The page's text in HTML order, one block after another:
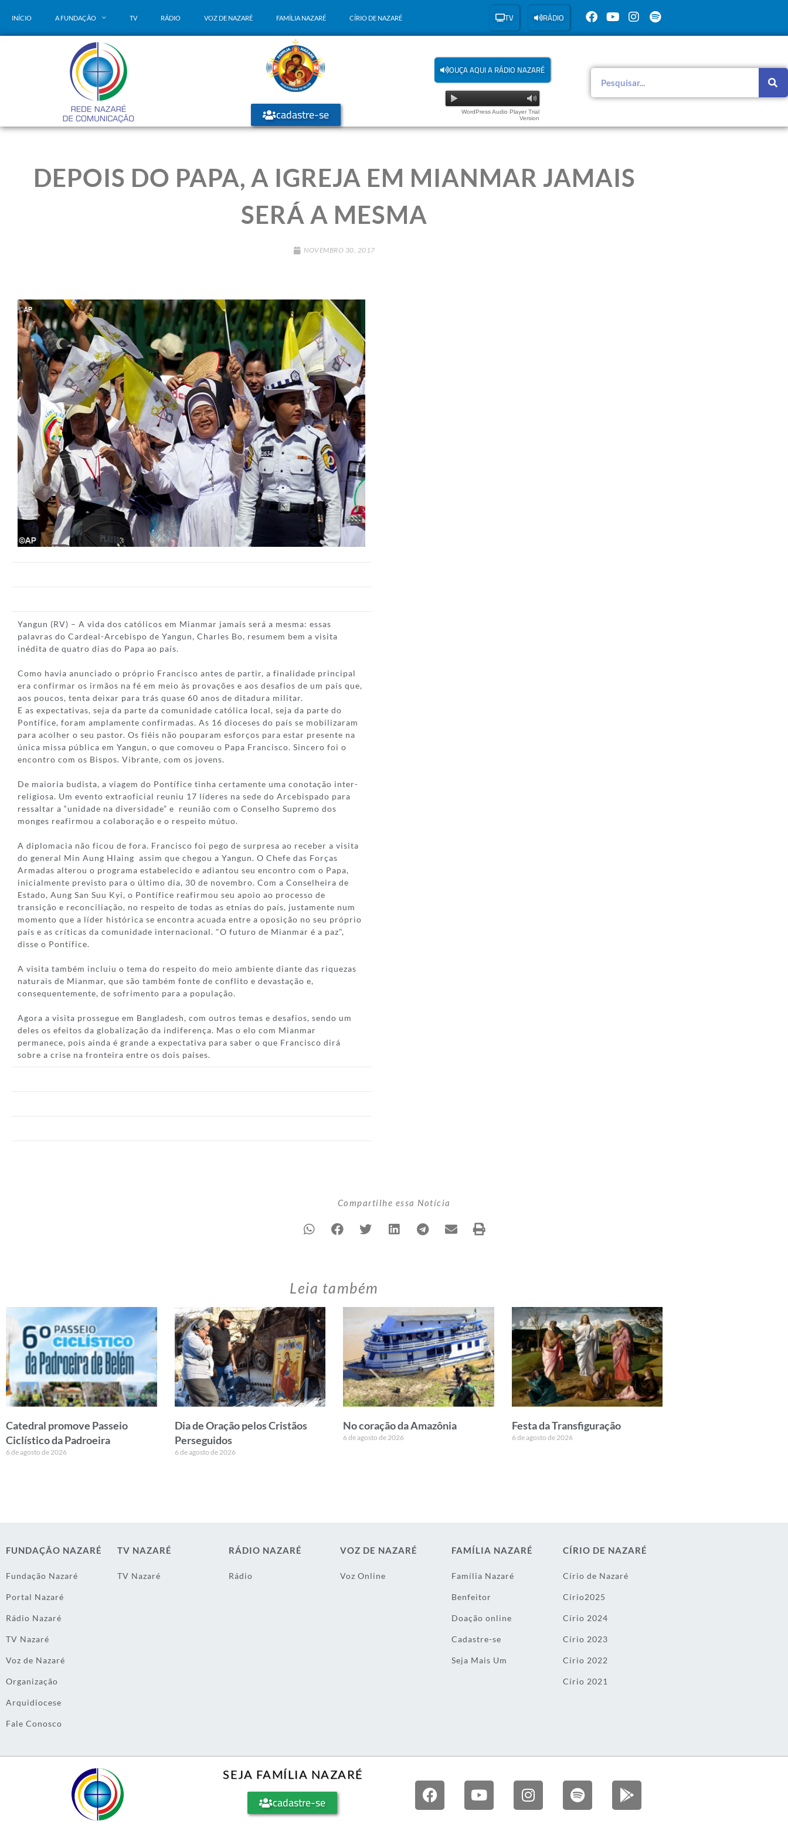
INÍCIO A FUNDAÇÃO TV RÁDIO VOZ DE NAZARÉ FAMÍLIA NAZARÉ CÍRIO DE NAZARÉ TV RÁDIO
cadastre-se
OUÇA AQUI A RÁDIO NAZARÉ
WordPress Audio Player Trial
Version
DEPOIS DO PAPA, A IGREJA EM MIANMAR JAMAIS
SERÁ A MESMA
NOVEMBRO 30, 2017
Yangun (RV) – A vida dos católicos em Mianmar jamais será a mesma: essas
palavras do Cardeal-Arcebispo de Yangun, Charles Bo, resumem bem a visita
inédita de quatro dias do Papa ao país.
Como havia anunciado o próprio Francisco antes de partir, a finalidade principal
era confirmar os irmãos na fé em meio às provações e aos desafios de um país que,
aos poucos, tenta deixar para trás quase 60 anos de ditadura militar.
E as expectativas, seja da parte da comunidade católica local, seja da parte do
Pontífice, foram amplamente confirmadas. As 16 dioceses do país se mobilizaram
para acolher o seu pastor. Os fiéis não pouparam esforços para estar presente na
única missa pública em Yangun, o que comoveu o Papa Francisco. Sincero foi o
encontro com os Bispos. Vibrante, com os jovens.
De maioria budista, a viagem do Pontífice tinha certamente uma conotação inter-
religiosa. Um evento extraoficial reuniu 17 líderes na sede do Arcebispado para
ressaltar a “unidade na diversidade” e reunião com o Conselho Supremo dos
monges reafirmou a colaboração e o respeito mútuo.
A diplomacia não ficou de fora. Francisco foi pego de surpresa ao receber a visita
do general Min Aung Hlaing assim que chegou a Yangun. O Chefe das Forças
Armadas alterou o programa estabelecido e adiantou seu encontro com o Papa,
inicialmente previsto para o último dia, 30 de novembro. Com a Conselheira de
Estado, Aung San Suu Kyi, o Pontífice reafirmou seu apoio ao processo de
transição e reconciliação, no respeito de todas as etnias do país, justamente num
momento que a líder histórica se encontra acuada entre a oposição no seu próprio
país e as críticas da comunidade internacional. "O futuro de Mianmar é a paz",
disse o Pontífice.
A visita também incluiu o tema do respeito do meio ambiente diante das riquezas
naturais de Mianmar, que são também fonte de conflito e devastação e,
consequentemente, de sofrimento para a população.
Agora a visita prossegue em Bangladesh, com outros temas e desafios, sendo um
deles os efeitos da globalização da indiferença. Mas o elo com Mianmar
permanece, pois ainda é grande a expectativa para saber o que Francisco dirá
sobre a crise na fronteira entre os dois países.
Compartilhe essa Notícia
Leia também
Catedral promove Passeio
Ciclístico da Padroeira
6 de agosto de 2026
Dia de Oração pelos Cristãos
Perseguidos
6 de agosto de 2026
No coração da Amazônia
6 de agosto de 2026
Festa da Transfiguração
6 de agosto de 2026
FUNDAÇÃO NAZARÉ
Fundação Nazaré
Portal Nazaré
Rádio Nazaré
TV Nazaré
Voz de Nazaré
Organização
Arquidiocese
Fale Conosco
TV NAZARÉ
TV Nazaré
RÁDIO NAZARÉ
Rádio
VOZ DE NAZARÉ
Voz Online
FAMÍLIA NAZARÉ
Família Nazaré
Benfeitor
Doação online
Cadastre-se
Seja Mais Um
CÍRIO DE NAZARÉ
Círio de Nazaré
Círio2025
Círio 2024
Círio 2023
Círio 2022
Círio 2021
SEJA FAMÍLIA NAZARÉ
cadastre-se